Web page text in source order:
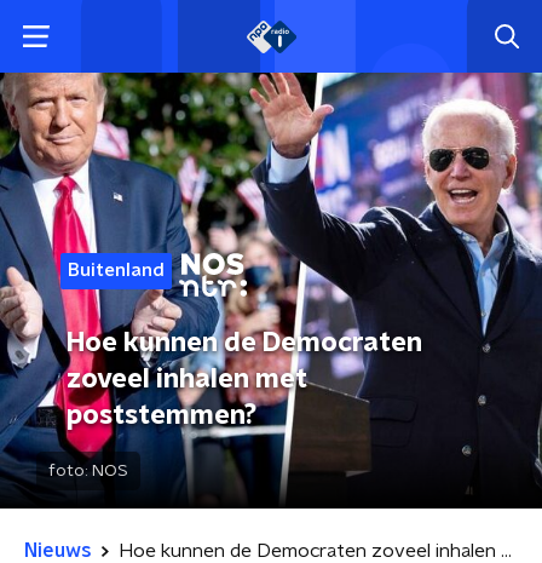
Buitenland
Hoe kunnen de Democraten
zoveel inhalen met
poststemmen?
foto: NOS
Nieuws Hoe kunnen de Democraten zoveel inhalen met poststemmen?